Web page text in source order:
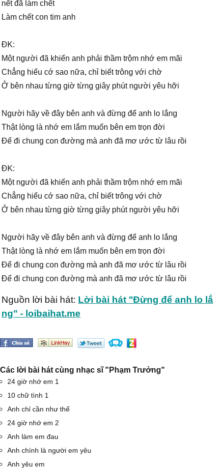
nết đã làm chết
Làm chết con tim anh
ĐK:
Một người đã khiến anh phải thầm trộm nhớ em mãi
Chẳng hiểu cớ sao nữa, chỉ biết trông với chờ
Ở bên nhau từng giờ từng giây phút người yêu hỡi
Người hãy về đây bên anh và đừng để anh lo lắng
Thật lòng là nhớ em lắm muốn bên em trọn đời
Để đi chung con đường mà anh đã mơ ước từ lâu rồi
ĐK:
Một người đã khiến anh phải thầm trộm nhớ em mãi
Chẳng hiểu cớ sao nữa, chỉ biết trông với chờ
Ở bên nhau từng giờ từng giây phút người yêu hỡi
Người hãy về đây bên anh và đừng để anh lo lắng
Thật lòng là nhớ em lắm muốn bên em trọn đời
Để đi chung con đường mà anh đã mơ ước từ lâu rồi
Để đi chung con đường mà anh đã mơ ước từ lâu rồi
Nguồn lời bài hát: Lời bài hát "Đừng để anh lo lắ
ng" - loibaihat.me
Các lời bài hát cùng nhạc sĩ "Phạm Trưởng"
24 giờ nhớ em 1
10 chữ tình 1
Anh chỉ cần như thế
24 giờ nhớ em 2
Anh làm em đau
Anh chính là người em yêu
Anh yêu em